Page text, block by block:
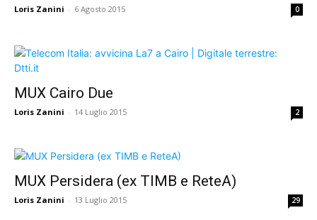
Loris Zanini - 6 Agosto 2015 0
MUX Cairo Due
Loris Zanini - 14 Luglio 2015 2
MUX Persidera (ex TIMB e ReteA)
Loris Zanini - 13 Luglio 2015 29